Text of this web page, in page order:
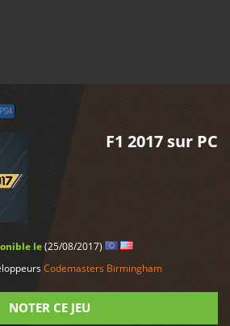
PS4
F1 2017 sur PC
le(25/08/2017)
Codemasters Birmingham
NOTER CE JEU